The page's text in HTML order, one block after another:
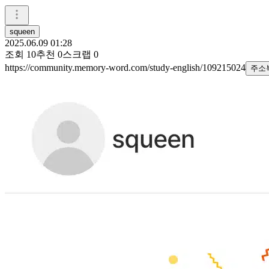
squeen
2025.06.09 01:28
조회 10추천 0스크랩 0
https://community.memory-word.com/study-english/109215024 주소